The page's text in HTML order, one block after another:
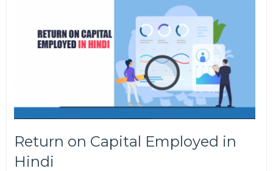
Return on Capital Employed in
Hindi